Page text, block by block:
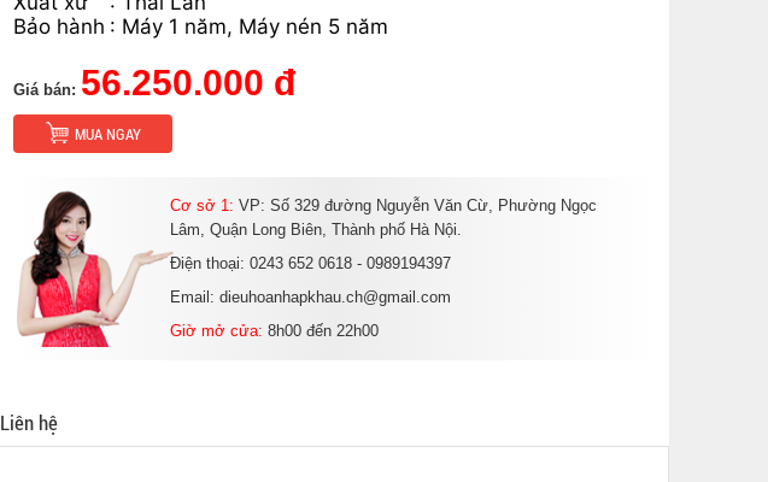
Bảo hành : Máy 1 năm, Máy nén 5 năm
Giá bán: 56.250.000 đ
MUA NGAY
Cơ sở 1: VP: Số 329 đường Nguyễn Văn Cừ, Phường Ngọc
Lâm, Quận Long Biên, Thành phố Hà Nội.
Điện thoại: 0243 652 0618 - 0989194397
Email: dieuhoanhapkhau.ch@gmail.com
Giờ mở cửa: 8h00 đến 22h00
Liên hệ